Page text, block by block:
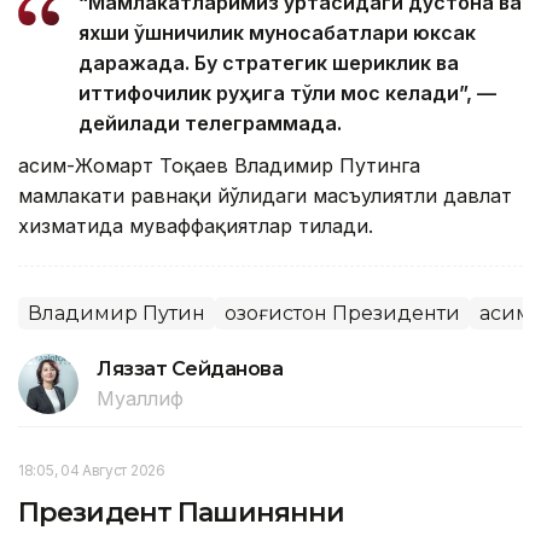
яхши қўшничилик муносабатлари юксак
даражада. Бу стратегик шериклик ва
иттифоқчилик руҳига тўлиқ мос келади”, —
дейилади телеграммада.
Қасим-Жомарт Тоқаев Владимир Путинга
мамлакати равнақи йўлидаги масъулиятли давлат
хизматида муваффақиятлар тилади.
Владимир Путин Қозоғистон Президенти
Ляззат Сейданова
Муаллиф
18:05, 04 Август 2026
Президент Пашинянни